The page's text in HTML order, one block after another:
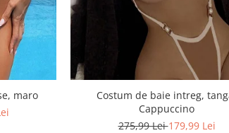
maro
Costum de baie intreg,
Cappuccino
275,99 Lei179,99 Lei